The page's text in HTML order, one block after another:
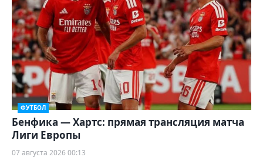
ФУТБОЛ
Бенфика — Хартс: прямая трансляция матча
Лиги Европы
07 августа 2026 00:13